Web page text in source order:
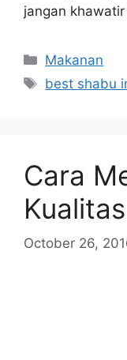
jangan
Categories
Makanan
Tags
best shabu
Cara
October 26,